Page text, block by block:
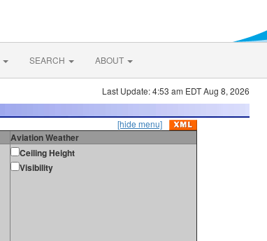
SEARCH ABOUT
Last Update: 4:53 am EDT Aug 8, 2026
[hide menu]
Aviation Weather
Ceiling Height
Visibility